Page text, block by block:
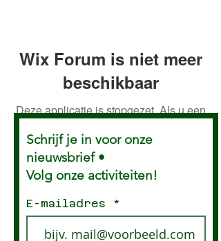
Wix Forum is niet meer
beschikbaar
Deze applicatie is stopgezet. Als u een
dan Wix Groups.
Schrijf je in voor onze
nieuwsbrief •
Volg onze activiteiten!
E-mailadres